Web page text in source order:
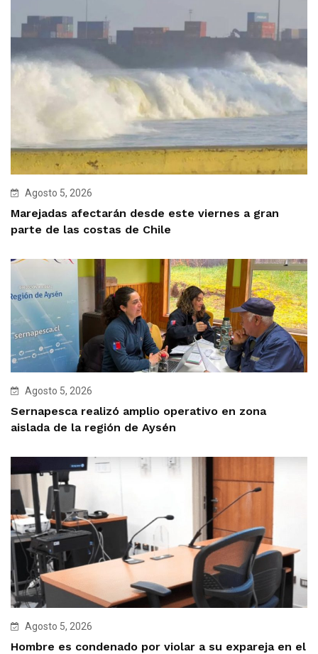
Agosto 5, 2026
Marejadas afectarán desde este viernes a gran
parte de las costas de Chile
Agosto 5, 2026
Sernapesca realizó amplio operativo en zona
aislada de la región de Aysén
Agosto 5, 2026
Hombre es condenado por violar a su expareja en el